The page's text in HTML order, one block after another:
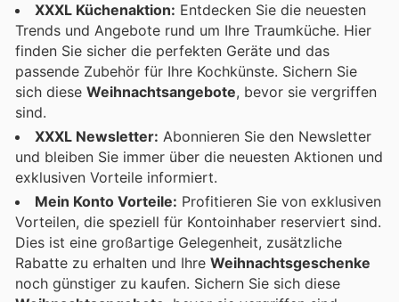
XXXL Küchenaktion: Entdecken Sie die neuesten
Trends und Angebote rund um Ihre Traumküche. Hier
finden Sie sicher die perfekten Geräte und das
passende Zubehör für Ihre Kochkünste. Sichern Sie
sich diese Weihnachtsangebote, bevor sie vergriffen
sind.
XXXL Newsletter: Abonnieren Sie den Newsletter
und bleiben Sie immer über die neuesten Aktionen und
exklusiven Vorteile informiert.
Mein Konto Vorteile: Profitieren Sie von exklusiven
Vorteilen, die speziell für Kontoinhaber reserviert sind.
Dies ist eine großartige Gelegenheit, zusätzliche
Rabatte zu erhalten und Ihre Weihnachtsgeschenke
noch günstiger zu kaufen. Sichern Sie sich diese